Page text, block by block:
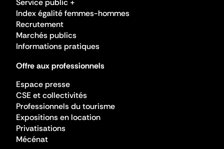
Service public +
Index égalité femmes-hommes
Recrutement
Marchés publics
Informations pratiques
Offre aux professionnels
Espace presse
CSE et collectivités
Professionnels du tourisme
Expositions en location
Privatisations
Mécénat